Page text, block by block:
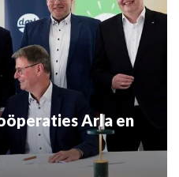
Arla en